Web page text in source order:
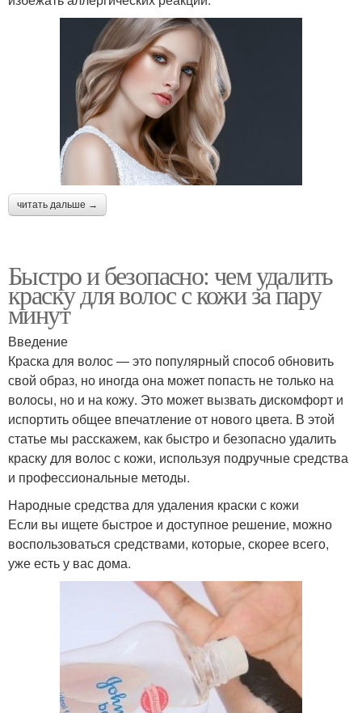
читать дальше →
Быстро и безопасно: чем удалить
краску для волос с кожи за пару
минут
Введение
Краска для волос — это популярный способ обновить
свой образ, но иногда она может попасть не только на
волосы, но и на кожу. Это может вызвать дискомфорт и
испортить общее впечатление от нового цвета. В этой
статье мы расскажем, как быстро и безопасно удалить
краску для волос с кожи, используя подручные средства
и профессиональные методы.
Народные средства для удаления краски с кожи
Если вы ищете быстрое и доступное решение, можно
воспользоваться средствами, которые, скорее всего,
уже есть у вас дома.